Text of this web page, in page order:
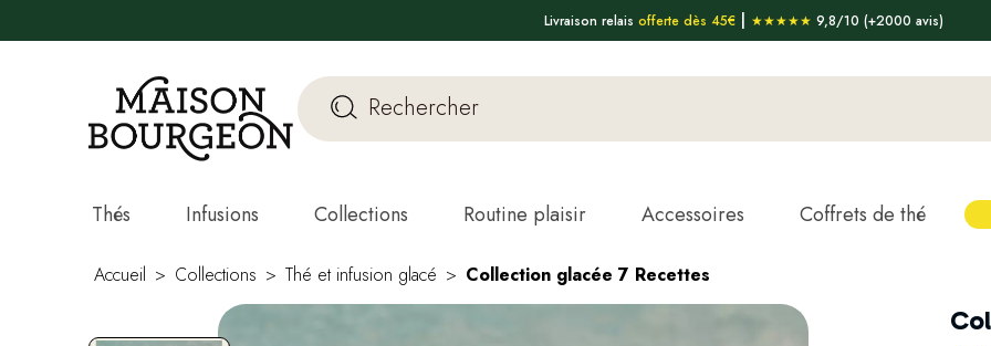
Livraison relais offerte dès 45€| ★★★★★ 9,8/10 (+2000 avis)
Thés Infusions Collections Routine plaisir Accessoires Coffrets de thé
Accueil Collections Thé et infusion glacé Collection glacée 7 Recettes